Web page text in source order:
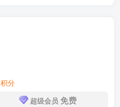
积分
超级会员 免费